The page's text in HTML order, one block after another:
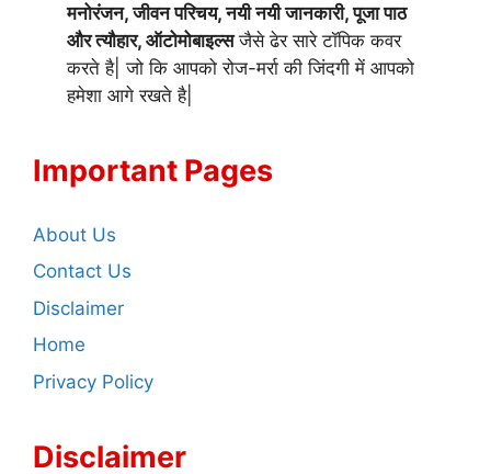
मनोरंजन, जीवन परिचय, नयी नयी जानकारी, पूजा पाठ
और त्यौहार, ऑटोमोबाइल्सजैसे ढेर सारे टॉपिक कवर
करते है| जो कि आपको रोज-मर्रा की जिंदगी में आपको
हमेशा आगे रखते है|
Important Pages
About Us
Contact Us
Disclaimer
Home
Privacy Policy
Disclaimer